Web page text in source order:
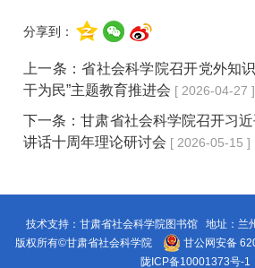
分享到：
上一条：省社会科学院召开党外知
干为民”主题教育推进会 [ 2026-04-27 ]
下一条：甘肃省社会科学院召开习近
讲话十周年理论研讨会 [ 2026-05-15 ]
技术支持：甘肃省社会科学院图书馆 地址：兰
版权所有©甘肃省社会科学院
甘公网安备
陇ICP备10001373号-1